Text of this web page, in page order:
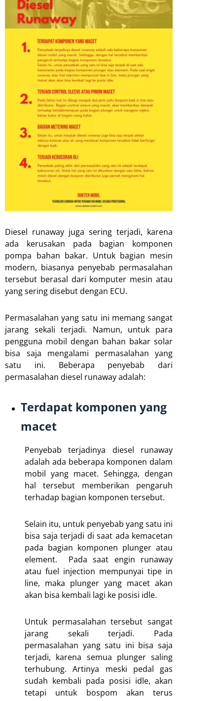
Diesel runaway juga sering terjadi, karena
ada kerusakan pada bagian komponen
pompa bahan bakar. Untuk bagian mesin
modern, biasanya penyebab permasalahan
tersebut berasal dari komputer mesin atau
yang sering disebut dengan ECU.
Permasalahan yang satu ini memang sangat
jarang sekali terjadi. Namun, untuk para
pengguna mobil dengan bahan bakar solar
bisa saja mengalami permasalahan yang
satu ini. Beberapa penyebab dari
permasalahan diesel runaway adalah:
Terdapat komponen yang
macet
Penyebab terjadinya diesel runaway
adalah ada beberapa komponen dalam
mobil yang macet. Sehingga, dengan
hal tersebut memberikan pengaruh
terhadap bagian komponen tersebut.
Selain itu, untuk penyebab yang satu ini
bisa saja terjadi di saat ada kemacetan
pada bagian komponen plunger atau
element. Pada saat engin runaway
atau fuel injection mempunyai tipe in
line, maka plunger yang macet akan
akan bisa kembali lagi ke posisi idle.
Untuk permasalahan tersebut sangat
jarang sekali terjadi. Pada
permasalahan yang satu ini bisa saja
terjadi, karena semua plunger saling
terhubung. Artinya meski pedal gas
sudah kembali pada posisi idle, akan
tetapi untuk bospom akan terus